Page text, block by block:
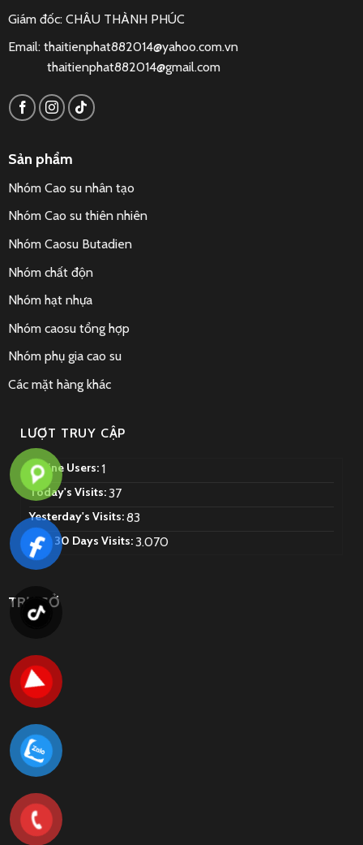
Giám đốc: CHÂU THÀNH PHÚC
Email: thaitienphat882014@yahoo.com.vn
thaitienphat882014@gmail.com
Sản phẩm
Nhóm Cao su nhân tạo
Nhóm Cao su thiên nhiên
Nhóm Caosu Butadien
Nhóm chất độn
Nhóm hạt nhựa
Nhóm caosu tổng hợp
Nhóm phụ gia cao su
Các mặt hàng khác
LƯỢT TRUY CẬP
Online Users:1
Today's Visits:37
Yesterday's Visits:83
Last 30 Days Visits:3.070
TRỤ SỞ